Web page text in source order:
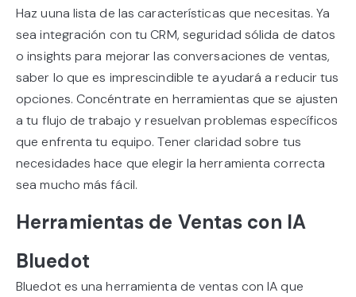
Haz uuna lista de las características que necesitas. Ya
sea integración con tu CRM, seguridad sólida de datos
o insights para mejorar las conversaciones de ventas,
saber lo que es imprescindible te ayudará a reducir tus
opciones. Concéntrate en herramientas que se ajusten
a tu flujo de trabajo y resuelvan problemas específicos
que enfrenta tu equipo. Tener claridad sobre tus
necesidades hace que elegir la herramienta correcta
sea mucho más fácil.
Herramientas de Ventas con IA
Bluedot
Bluedot es una herramienta de ventas con IA que